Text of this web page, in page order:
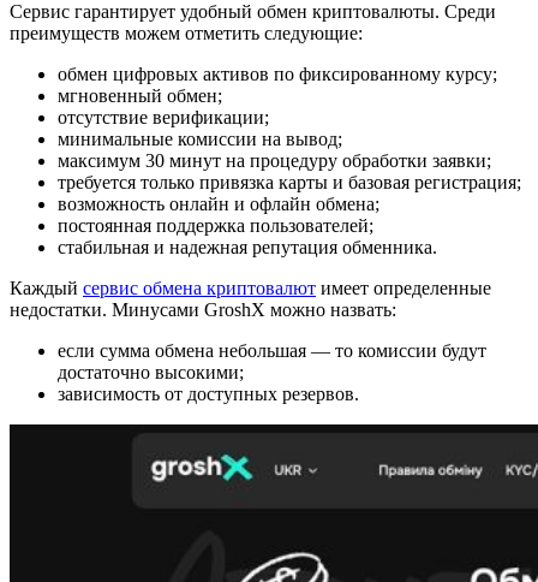
Сервис гарантирует удобный обмен криптовалюты. Среди
преимуществ можем отметить следующие:
обмен цифровых активов по фиксированному курсу;
мгновенный обмен;
отсутствие верификации;
минимальные комиссии на вывод;
максимум 30 минут на процедуру обработки заявки;
требуется только привязка карты и базовая регистрация;
возможность онлайн и офлайн обмена;
постоянная поддержка пользователей;
стабильная и надежная репутация обменника.
Каждый сервис обмена криптовалют имеет определенные
недостатки. Минусами GroshX можно назвать:
если сумма обмена небольшая — то комиссии будут
достаточно высокими;
зависимость от доступных резервов.